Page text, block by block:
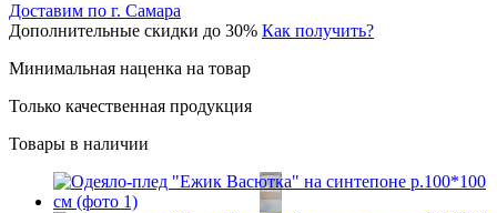
Доставим по г. Самара
Дополнительные скидки до 30% Как получить?
Минимальная наценка на товар
Только качественная продукция
Товары в наличии